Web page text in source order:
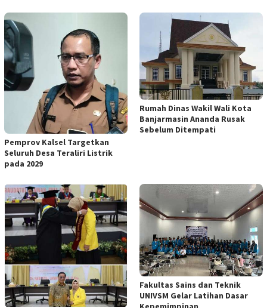
Pemprov Kalsel Targetkan
Seluruh Desa Teraliri Listrik
pada 2029
Rumah Dinas Wakil Wali Kota
Banjarmasin Ananda Rusak
Sebelum Ditempati
Fakultas Sains dan Teknik
UNIVSM Gelar Latihan Dasar